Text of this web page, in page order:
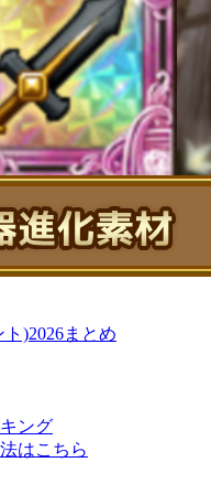
)2026まとめ
ング
はこちら